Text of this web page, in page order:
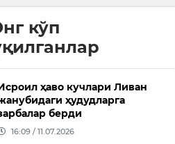
кўп
ҳаво кучлари Ливан
ҳудудларга
берди
16:09 / 11.07.2026